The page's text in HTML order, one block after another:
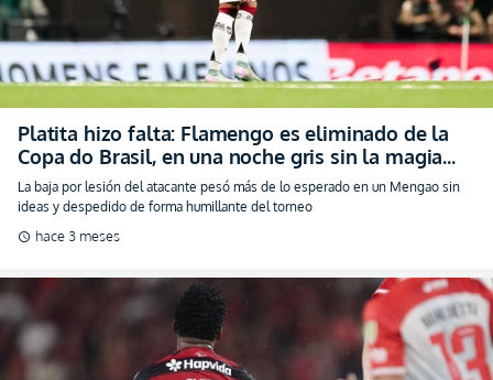
Platita hizo falta: Flamengo es eliminado de la
Copa do Brasil, en una noche gris sin la magia
del ecuatoriano
La baja por lesión del atacante pesó más de lo esperado en un Mengao sin
ideas y despedido de forma humillante del torneo
schedule hace 3 meses